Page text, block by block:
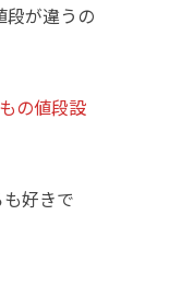
段が違うの
の値段設
好きで